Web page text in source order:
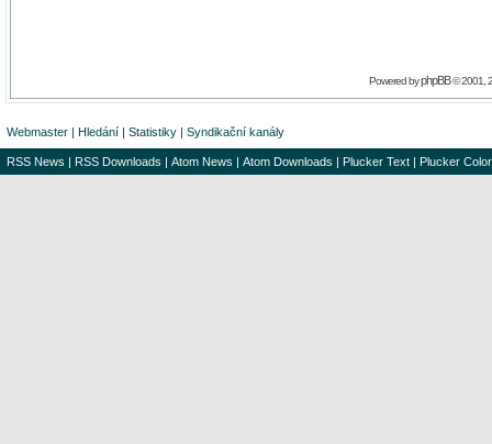
Powered byphpBB© 2001,
Webmaster | Hledání | Statistiky | Syndikační kanály
RSS News | RSS Downloads | Atom News | Atom Downloads | Plucker Text | Plucker Color